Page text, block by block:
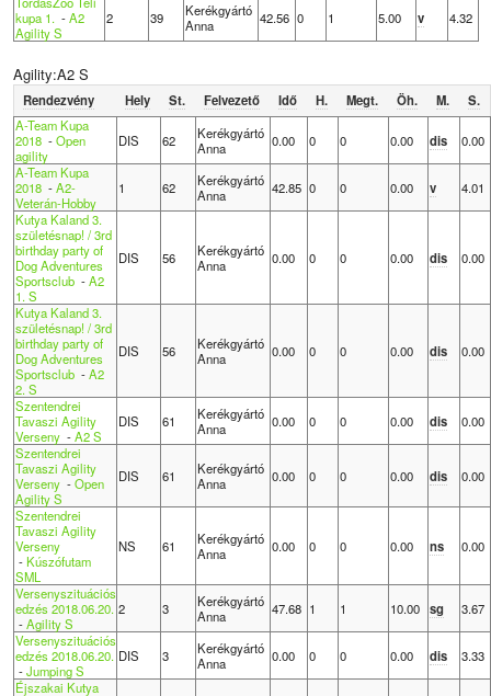
kupa 1. -A2
Agility S
2 39
Kerékgyártó
Anna
42.56 0 1 5.00 v 4.32
Agility:A2 S
Rendezvény Hely St. Felvezető Idő H. Megt. Öh. M.
S.
A-Team Kupa
2018-Open
agility
DIS 62
Kerékgyártó
Anna
0.00 0 0 0.00 dis
0.00
A-Team Kupa
2018-A2-
Veterán-Hobby
1 62
Kerékgyártó
Anna
42.85 0 0 0.00 v
4.01
Kutya Kaland 3.
születésnap! / 3rd
birthday party of
Dog Adventures
Sportsclub-A2
1. S
DIS 56
Kerékgyártó
Anna
0.00 0 0 0.00 dis 0.00
Kutya Kaland 3.
születésnap! / 3rd
birthday party of
Dog Adventures
Sportsclub-A2
2. S
DIS 56
Kerékgyártó
Anna
0.00 0 0 0.00 dis 0.00
Szentendrei
Tavaszi Agility
Verseny-A2 S
DIS 61
Kerékgyártó
Anna
0.00 0 0 0.00 dis
0.00
Szentendrei
Tavaszi Agility
Verseny-Open
Agility S
DIS 61
Kerékgyártó
Anna
0.00 0 0 0.00 dis 0.00
Szentendrei
Tavaszi Agility
Verseny
-Kúszófutam
SML
NS 61
Kerékgyártó
Anna
0.00 0 0 0.00 ns 0.00
Versenyszituációs
edzés 2018.06.20.
-Agility S
2 3
Kerékgyártó
Anna
47.68 1 1 10.00 sg
3.67
Versenyszituációs
edzés 2018.06.20.
-Jumping S
DIS 3
Kerékgyártó
Anna
0.00 0 0 0.00 dis
3.33
Éjszakai Kutya